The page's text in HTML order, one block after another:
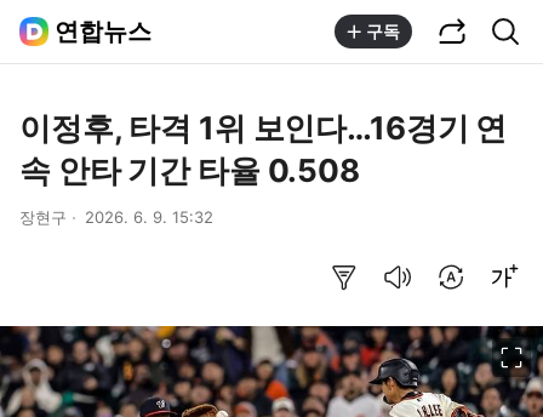
연합뉴스 구독
이정후, 타격 1위 보인다…16경기 연
속 안타 기간 타율 0.508
장현구 2026. 6. 9. 15:32